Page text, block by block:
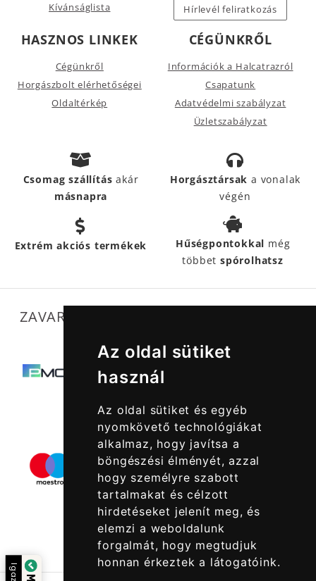
Az oldal sütiket
használ
Az oldal sütiket és egyéb
nyomkövető technológiákat
alkalmaz, hogy javítsa a
böngészési élményét, azzal
hogy személyre szabott
tartalmakat és célzott
hirdetéseket jelenít meg, és
elemzi a weboldalunk
forgalmát, hogy megtudjuk
honnan érkeztek a látogatóink.
Kívánságlista
Hírlevél feliratkozás
HASZNOS LINKEK
Cégünkről
Horgászbolt elérhetőségei
Oldaltérkép
CÉGÜNKRŐL
Információk a Halcatrazról
Csapatunk
Adatvédelmi szabályzat
Üzletszabályzat
Csomag szállításakár
másnapra
Horgásztársak a vonalak
végén
Extrém akciós termékek Hűségpontokkal még
többetspórolhatsz
ZAVARTALAN MŰKÖDÉSÜNKET SEGÍTIK